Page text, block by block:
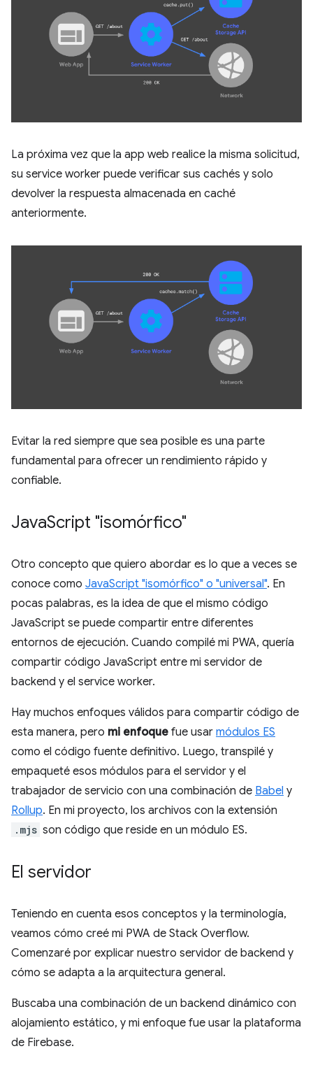
La próxima vez que la app web realice la misma solicitud,
su service worker puede verificar sus cachés y solo
devolver la respuesta almacenada en caché
anteriormente.
Evitar la red siempre que sea posible es una parte
fundamental para ofrecer un rendimiento rápido y
confiable.
JavaScript "isomórfico"
Otro concepto que quiero abordar es lo que a veces se
conoce como JavaScript "isomórfico" o "universal". En
pocas palabras, es la idea de que el mismo código
JavaScript se puede compartir entre diferentes
entornos de ejecución. Cuando compilé mi PWA, quería
compartir código JavaScript entre mi servidor de
backend y el service worker.
Hay muchos enfoques válidos para compartir código de
esta manera, pero mi enfoque fue usar módulos ES
como el código fuente definitivo. Luego, transpilé y
empaqueté esos módulos para el servidor y el
trabajador de servicio con una combinación de Babel y
Rollup. En mi proyecto, los archivos con la extensión
.mjs son código que reside en un módulo ES.
El servidor
Teniendo en cuenta esos conceptos y la terminología,
veamos cómo creé mi PWA de Stack Overflow.
Comenzaré por explicar nuestro servidor de backend y
cómo se adapta a la arquitectura general.
Buscaba una combinación de un backend dinámico con
alojamiento estático, y mi enfoque fue usar la plataforma
de Firebase.